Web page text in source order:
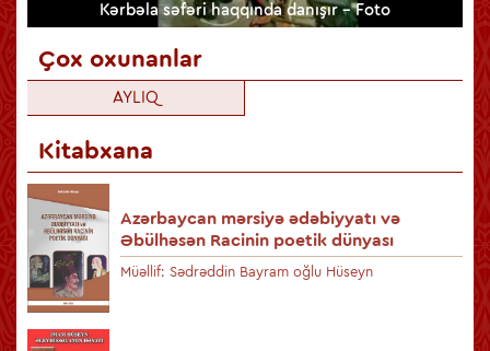
Kərbəla səfəri haqqında danışır - Foto
Çox oxunanlar
AYLIQ
Kitabxana
Azərbaycan mərsiyə ədəbiyyatı və
Əbülhəsən Racinin poetik dünyası
Müəllif: Sədrəddin Bayram oğlu Hüseyn